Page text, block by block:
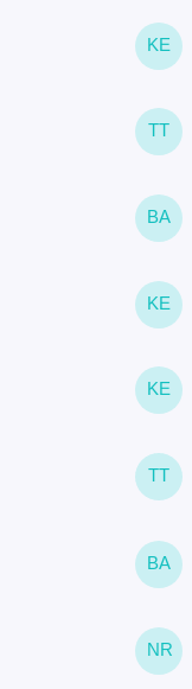
KE
TT
BA
KE
KE
TT
BA
NR